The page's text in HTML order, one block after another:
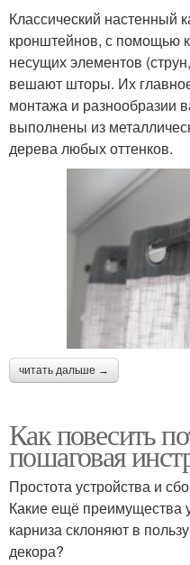
Классический настенный
кронштейнов, с помощью
несущих элементов
вешают шторы. Их
монтажа и разнообразии
выполнены из
дерева любых оттенков.
читать дальше →
Как повесить
пошаговая
Простота устройства и
Какие ещё преимущества
карниза склоняют в
декора?